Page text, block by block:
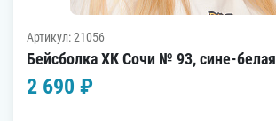
Артикул: 21056
Бейсболка ХК Сочи № 93, сине-белая
2 690 ₽